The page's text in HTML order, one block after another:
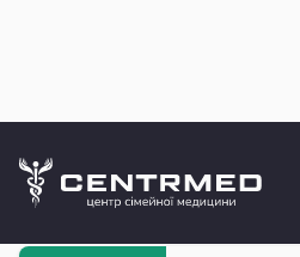
CENTRMED: Задай питання